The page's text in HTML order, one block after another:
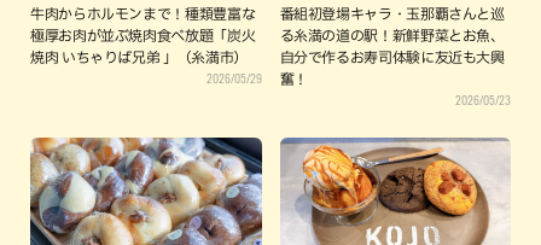
牛肉からホルモンまで！種類豊富な
極厚お肉が並ぶ焼肉食べ放題「炭火
焼肉 いちゃりば兄弟 」（糸満市）
2026/05/29
番組初登場キャラ・玉那覇さんと巡
る糸満の道の駅！新鮮野菜とお魚、
自分で作るお寿司体験に友近も大興
奮！
2026/05/23